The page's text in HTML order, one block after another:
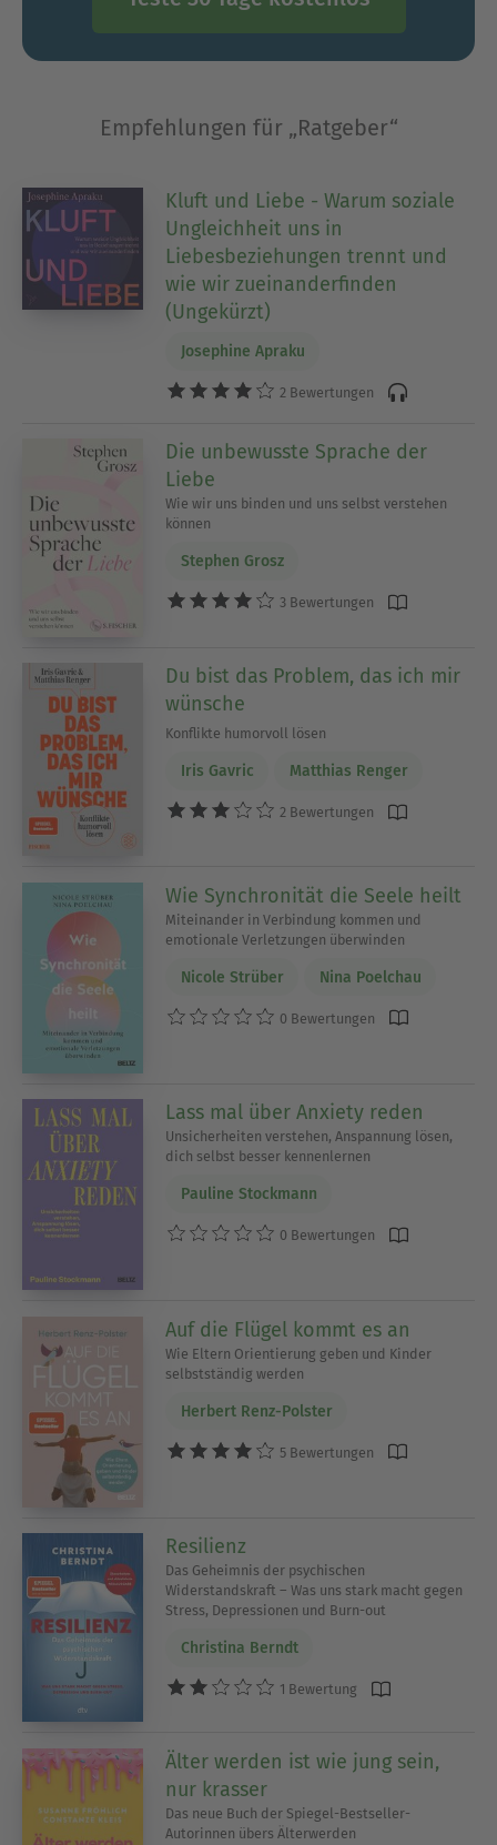
Empfehlungen für „Ratgeber“
Kluft und Liebe - Warum soziale
Ungleichheit uns in
Liebesbeziehungen trennt und
wie wir zueinanderfinden
(Ungekürzt)
Josephine Apraku
2 Bewertungen
Die unbewusste Sprache der
Liebe
Wie wir uns binden und uns selbst verstehen
können
Stephen Grosz
3 Bewertungen
Du bist das Problem, das ich mir
wünsche
Konflikte humorvoll lösen
Iris Gavric Matthias Renger
2 Bewertungen
Wie Synchronität die Seele heilt
Miteinander in Verbindung kommen und
emotionale Verletzungen überwinden
Nicole Strüber Nina Poelchau
0 Bewertungen
Lass mal über Anxiety reden
Unsicherheiten verstehen, Anspannung lösen,
dich selbst besser kennenlernen
Pauline Stockmann
0 Bewertungen
Auf die Flügel kommt es an
Wie Eltern Orientierung geben und Kinder
selbstständig werden
Herbert Renz-Polster
5 Bewertungen
Resilienz
Das Geheimnis der psychischen
Widerstandskraft – Was uns stark macht gegen
Stress, Depressionen und Burn-out
Christina Berndt
1 Bewertung
Älter werden ist wie jung sein,
nur krasser
Das neue Buch der Spiegel-Bestseller-
Autorinnen übers Älterwerden